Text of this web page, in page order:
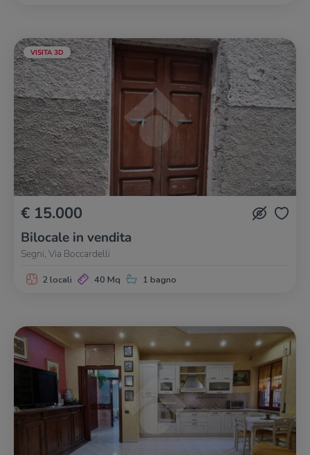
VISITA 3D
€ 15.000
Bilocale in vendita
Segni, Via Boccardelli
2 locali 40 Mq 1 bagno